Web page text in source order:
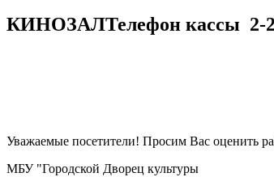
КИНОЗАЛТелефон кассы 2-
Уважаемые посетители! Просим Вас оценить
МБУ "Городской Дворец культуры